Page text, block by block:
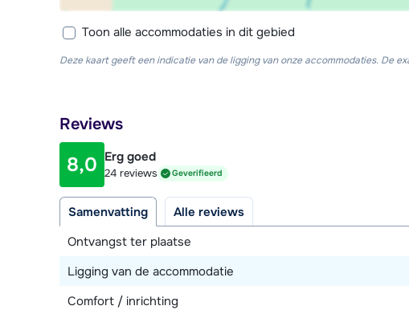
Toon alle accommodaties in dit gebied
Deze kaart geeft een indicatie van de ligging van onze accommodaties. De
Reviews
8,0 Erg goed
24 reviews Geverifieerd
Samenvatting
Alle reviews
Ontvangst ter plaatse
Ligging van de accommodatie
Comfort / inrichting